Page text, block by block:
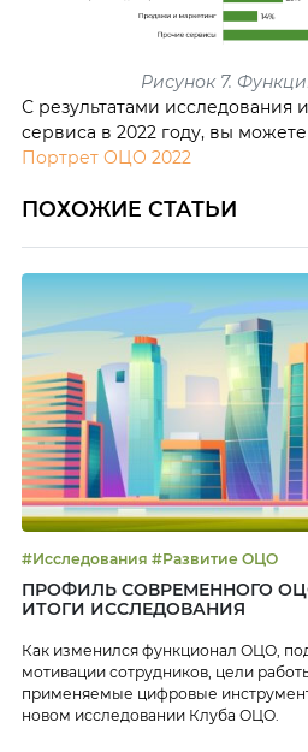
Рисунок 7.
С результатами исследования
сервиса в 2022 году, вы можете
Портрет ОЦО 2022
ПОХОЖИЕ СТАТЬИ
#Исследования #Развитие ОЦО
ПРОФИЛЬ СОВРЕМЕННОГО ОЦО
ИТОГИ ИССЛЕДОВАНИЯ
Как изменился функционал ОЦО,
мотивации сотрудников, цели
применяемые цифровые
новом исследовании Клуба ОЦО.